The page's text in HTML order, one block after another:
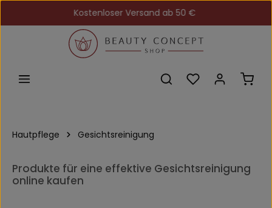
Zum Hauptinhalt springenKostenloser Versand ab 50 €
Du hast 0
Hautpflege Gesichtsreinigung
Produkte für eine effektive Gesichtsreinigung
online kaufen